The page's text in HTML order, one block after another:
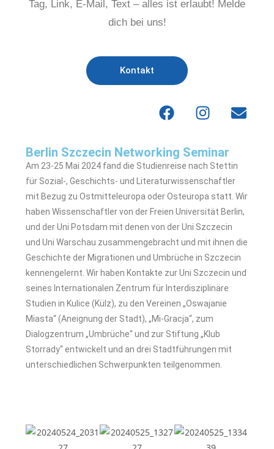
Tag, Link, E-Mail, Text – alles ist erlaubt! Melde
dich bei uns!
Kontakt
Berlin Szczecin Networking Seminar
Am 23-25 Mai 2024 fand die Studienreise nach Stettin
für Sozial-, Geschichts- und Literaturwissenschaftler
mit Bezug zu Ostmitteleuropa oder Osteuropa statt. Wir
haben Wissenschaftler von der Freien Universität Berlin,
und der Uni Potsdam mit denen von der Uni Szczecin
und Uni Warschau zusammengebracht und mit ihnen die
Geschichte der Migrationen und Umbrüche in Szczecin
kennengelernt. Wir haben Kontakte zur Uni Szczecin und
seines Internationalen Zentrum für Interdisziplinäre
Studien in Kulice (Külz), zu den Vereinen „Oswajanie
Miasta“ (Aneignung der Stadt), „Mi-Gracja“, zum
Dialogzentrum „Umbrüche“ und zur Stiftung „Klub
Storrady“ entwickelt und an drei Stadtführungen mit
unterschiedlichen Schwerpunkten teilgenommen.